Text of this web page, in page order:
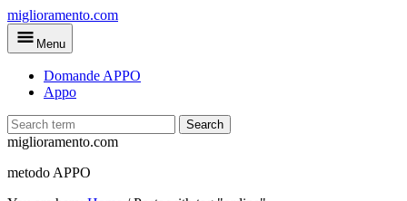
Skip
to
main
miglioramento.com
Menu
Domande APPO
Appo
Search
miglioramento.com
metodo APPO